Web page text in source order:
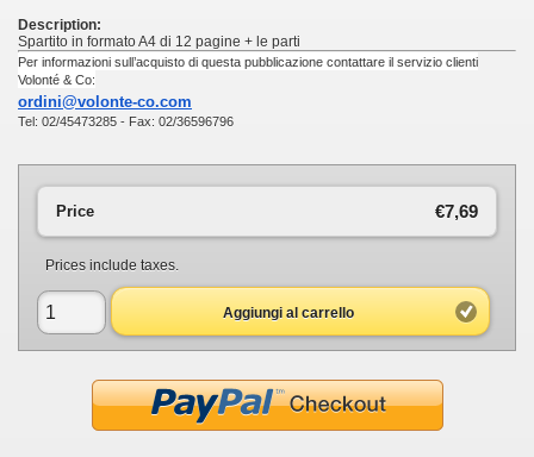
Description:
Spartito in formato A4 di 12 pagine + le parti
Per informazioni sull’acquisto di questa pubblicazione contattare il servizio clienti
Volonté & Co:
ordini@volonte-co.com
Tel: 02/45473285 - Fax: 02/36596796
€7,69
Price
Prices include taxes.
Aggiungi al carrello